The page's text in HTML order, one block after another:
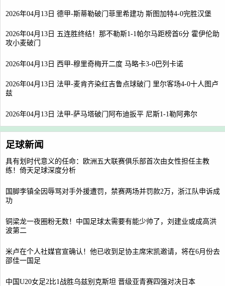
2026年04月13日 德甲-斯蒂勒破门菲里希建功 斯图加特4-0完胜汉堡
2026年04月13日 五连胜终结！那不勒斯1-1帕尔马距榜首6分 霍伊伦助
攻小麦破门
2026年04月13日 西甲-穆里奇梅开二度 马略卡3-0巴列卡诺
2026年04月13日 法甲-麦肯齐染红吉鲁点球破门 里尔客场4-0十人图卢
兹
2026年04月13日 法甲-萨马塔破门阿布迪扳平 尼斯1-1勒阿弗尔
足球新闻
具有划时代意义的任命：欧洲五大联赛俱乐部首次由女性担任主教
练！倚天足球深度分析
国脚李镇全因辱骂对手外援遭罚，禁赛两场并罚款2万，浙江队申诉成
功
铜梁龙一夜圈粉无数！中国足球太需要有能少帅了，刘建业或成高洪
波第二
米卢在个人社媒官宣确认！他已收到足协主席宋凯邀请，将在6月份去
邵佳一国足
中国U20女足2比1战胜乌兹别克斯坦 晋级亚青赛四强对决日本